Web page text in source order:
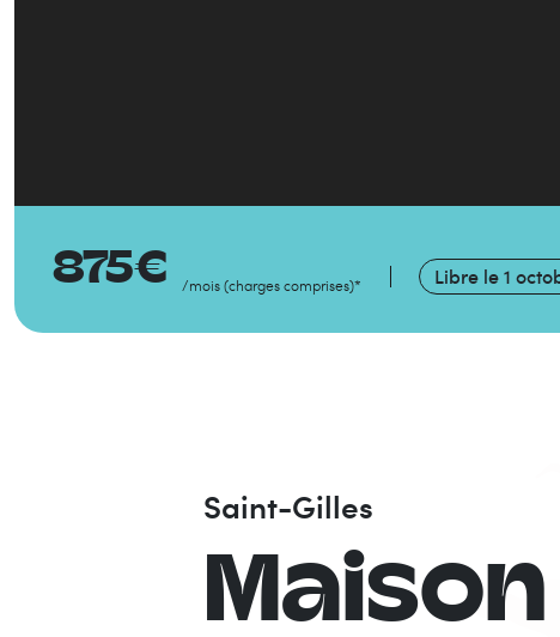
875€ /mois(charges comprises)* Libre le1
Maison
Saint-Gilles